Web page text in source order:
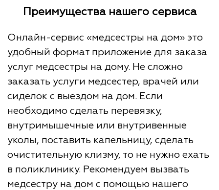
Преимущества нашего сервиса
Онлайн-сервис «медсестры на дом» это
удобный формат приложение для заказа
услуг медсестры на дому. Не сложно
заказать услуги медсестер, врачей или
сиделок с выездом на дом. Если
необходимо сделать перевязку,
внутримышечные или внутривенные
уколы, поставить капельницу, сделать
очистительную клизму, то не нужно ехать
в поликлинику. Рекомендуем вызвать
медсестру на дом с помощью нашего